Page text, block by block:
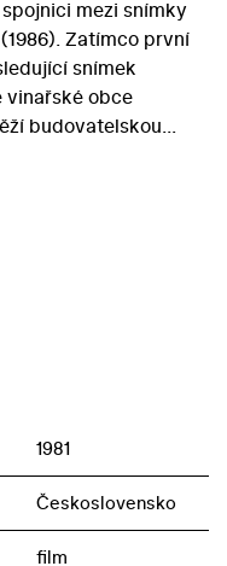
mezi snímky
Zatímco první
snímek
vinařské obce
budovatelskou
sušárny
situaci a
a úplatkáři
1981
Československo
film